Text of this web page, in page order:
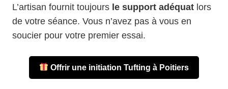
L’artisan fournit toujours le support adéquat lors
de votre séance. Vous n’avez pas à vous en
soucier pour votre premier essai.
Offrir une initiation Tufting à Poitiers